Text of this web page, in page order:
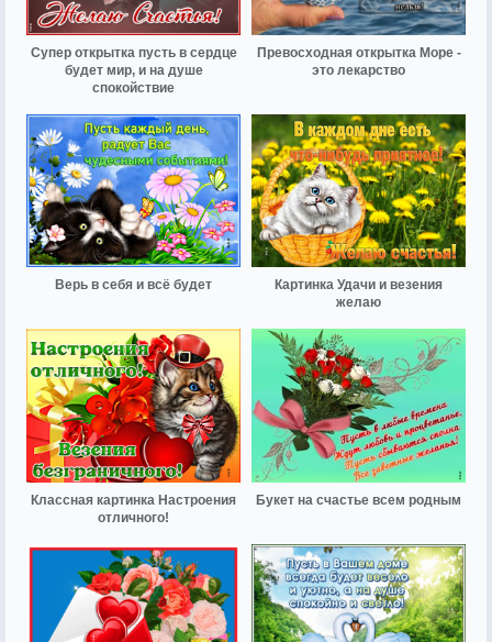
Супер открытка пусть в сердце
будет мир, и на душе
спокойствие
Превосходная открытка Море -
это лекарство
Верь в себя и всё будет
Картинка Удачи и везения
желаю
Классная картинка Настроения
отличного!
Букет на счастье всем родным